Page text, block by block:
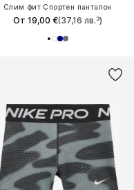
Слим фит Спортен панталон
От 19,00 €(37,16 лв.³)